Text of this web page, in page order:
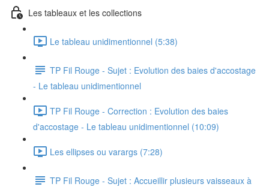
Les tableaux et les collections
Le tableau unidimentionnel (5:38)
TP Fil Rouge - Sujet : Evolution des baies d'accostage
- Le tableau unidimentionnel
TP Fil Rouge - Correction : Evolution des baies
d'accostage - Le tableau unidimentionnel (10:09)
Les ellipses ou varargs (7:28)
TP Fil Rouge - Sujet : Accueillir plusieurs vaisseaux à